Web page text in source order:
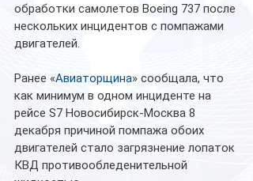
обработки самолетов Boeing 737 после
нескольких инцидентов с помпажами
двигателей.
Ранее «Авиаторщина» сообщала, что
как минимум в одном инциденте на
рейсе S7 Новосибирск-Москва 8
декабря причиной помпажа обоих
двигателей стало загрязнение лопаток
КВД противообледенительной